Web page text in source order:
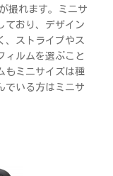
撮れます。ミニサ
ており、デザイン
、ストライプやス
ィルムを選ぶこと
もミニサイズは種
でいる方はミニサ